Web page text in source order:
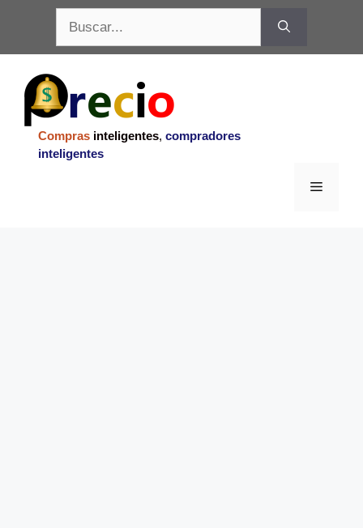
contenido
Compras inteligentes, compradores
inteligentes
Menu